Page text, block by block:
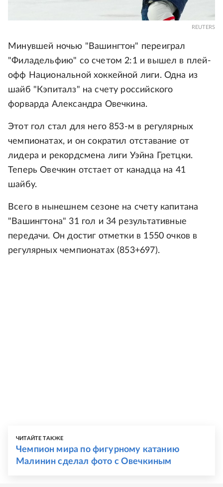
REUTERS
Минувшей ночью "Вашингтон" переиграл
"Филадельфию" со счетом 2:1 и вышел в плей-
офф Национальной хоккейной лиги. Одна из
шайб "Кэпиталз" на счету российского
форварда Александра Овечкина.
Этот гол стал для него 853-м в регулярных
чемпионатах, и он сократил отставание от
лидера и рекордсмена лиги Уэйна Гретцки.
Теперь Овечкин отстает от канадца на 41
шайбу.
Всего в нынешнем сезоне на счету капитана
"Вашингтона" 31 гол и 34 результативные
передачи. Он достиг отметки в 1550 очков в
регулярных чемпионатах (853+697).
ЧИТАЙТЕ ТАКЖЕ
Чемпион мира по фигурному катанию
Малинин сделал фото с Овечкиным